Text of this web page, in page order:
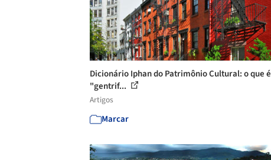
Dicionário Iphan do Patrimônio Cultural: o que é
"gentrif...
Artigos
Marcar